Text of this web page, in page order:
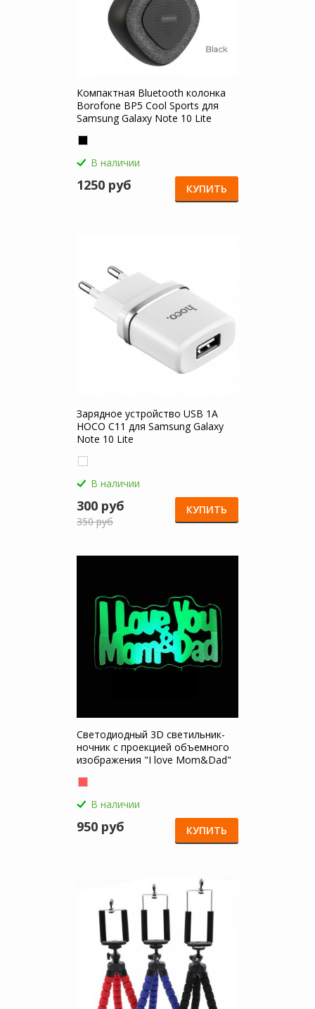
Компактная Bluetooth колонка
Borofone BP5 Cool Sports для
Samsung Galaxy Note 10 Lite
В наличии
1250 руб КУПИТЬ
Зарядное устройство USB 1A
HOCO C11 для Samsung Galaxy
Note 10 Lite
В наличии
300 руб
350 руб
КУПИТЬ
Светодиодный 3D светильник-
ночник с проекцией объемного
изображения "I love Mom&Dad"
В наличии
950 руб КУПИТЬ